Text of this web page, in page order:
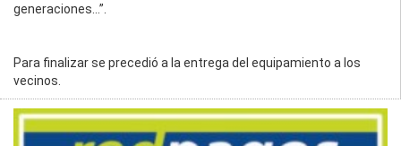
generaciones…”.
Para finalizar se precedió a la entrega del equipamiento a los
vecinos.